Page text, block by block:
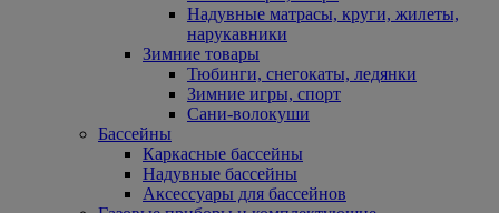
Надувные матрасы, круги, жилеты,
нарукавники
Зимние товары
Тюбинги, снегокаты, ледянки
Зимние игры, спорт
Сани-волокуши
Бассейны
Каркасные бассейны
Надувные бассейны
Аксессуары для бассейнов